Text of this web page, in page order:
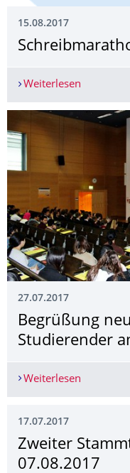
15.08.2017
Weiterlesen
27.07.2017
Begrüßung
Studierender
Weiterlesen
17.07.2017
Zweiter
07.08.2017